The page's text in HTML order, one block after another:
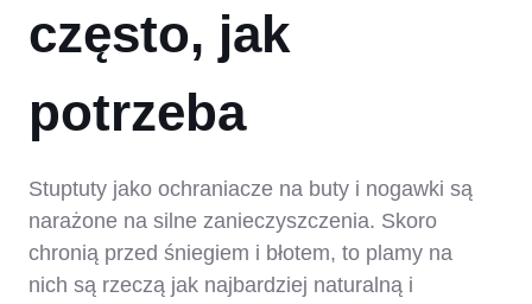
często, jak
potrzeba
Stuptuty jako ochraniacze na buty i nogawki są
narażone na silne zanieczyszczenia. Skoro
chronią przed śniegiem i błotem, to plamy na
nich są rzeczą jak najbardziej naturalną i